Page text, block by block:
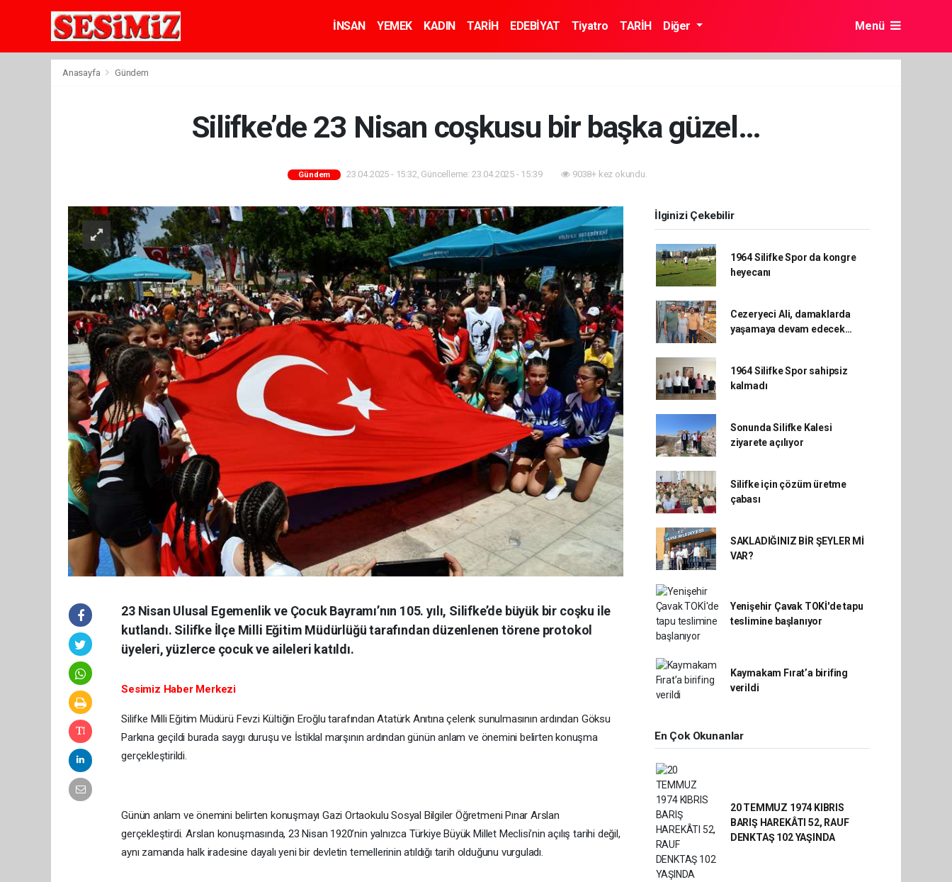
İNSAN YEMEK KADIN TARİH EDEBİYAT Tiyatro TARİH Diğer Menü
Anasayfa Gündem
Silifke’de 23 Nisan coşkusu bir başka güzel…
Gündem 23.04.2025 - 15:32, Güncelleme: 23.04.2025 - 15:39 9038+ kez okundu.
23 Nisan Ulusal Egemenlik ve Çocuk Bayramı’nın 105. yılı, Silifke’de büyük bir coşku ile
kutlandı. Silifke İlçe Milli Eğitim Müdürlüğü tarafından düzenlenen törene protokol
üyeleri, yüzlerce çocuk ve aileleri katıldı.
Sesimiz Haber Merkezi
Silifke Milli Eğitim Müdürü Fevzi Kültiğin Eroğlu tarafından Atatürk Anıtına çelenk sunulmasının ardından Göksu
Parkına geçildi burada saygı duruşu ve İstiklal marşının ardından günün anlam ve önemini belirten konuşma
gerçekleştirildi.
Günün anlam ve önemini belirten konuşmayı Gazi Ortaokulu Sosyal Bilgiler Öğretmeni Pınar Arslan
gerçekleştirdi. Arslan konuşmasında, 23 Nisan 1920’nin yalnızca Türkiye Büyük Millet Meclisi’nin açılış tarihi değil,
aynı zamanda halk iradesine dayalı yeni bir devletin temellerinin atıldığı tarih olduğunu vurguladı.
İlginizi Çekebilir
1964 Silifke Spor da kongre
heyecanı
Cezeryeci Ali, damaklarda
yaşamaya devam edecek…
1964 Silifke Spor sahipsiz
kalmadı
Sonunda Silifke Kalesi
ziyarete açılıyor
Silifke için çözüm üretme
çabası
SAKLADIĞINIZ BİR ŞEYLER Mİ
VAR?
Yenişehir Çavak TOKİ'de tapu
teslimine başlanıyor
Kaymakam Fırat’a birifing
verildi
En Çok Okunanlar
20 TEMMUZ 1974 KIBRIS
BARIŞ HAREKÂTI 52, RAUF
DENKTAŞ 102 YAŞINDA